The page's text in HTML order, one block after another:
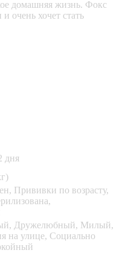
домашняя жизнь. Фокс
очень хочет стать
дня
Прививки по возрасту,
Дружелюбный, Милый,
на улице, Социально